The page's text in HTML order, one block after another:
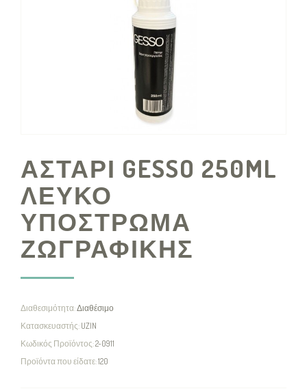
ΑΣΤΑΡΙ GESSO 250ML
ΛΕΥΚΟ
ΥΠΟΣΤΡΩΜΑ
ΖΩΓΡΑΦΙΚΗΣ
Διαθεσιμότητα:Διαθέσιμο
Κατασκευαστής: UZIN
Κωδικός Προϊόντος:2-0911
Προϊόντα που είδατε:120